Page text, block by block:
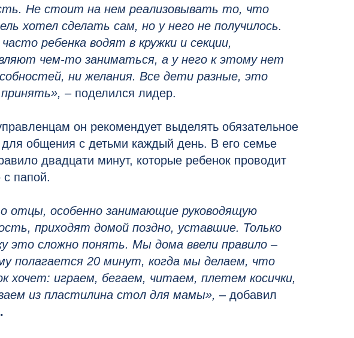
Не стоит на нем реализовывать то, что
хотел сделать сам, но у него не получилось.
ребенка водят в кружки и секции,
чем-то заниматься, а у него к этому нет
ни желания. Все дети разные, это
– поделился лидер.
он рекомендует выделять обязательное
общения с детьми каждый день. В его семье
двадцати минут, которые ребенок проводит
с папой.
отцы, особенно занимающие руководящую
приходят домой поздно, уставшие. Только
это сложно понять. Мы дома ввели правило –
полагается 20 минут, когда мы делаем, что
хочет: играем, бегаем, читаем, плетем косички,
из пластилина стол для мамы», – добавил